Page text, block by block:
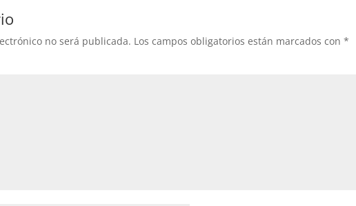
no será publicada. Los campos obligatorios están marcados con*